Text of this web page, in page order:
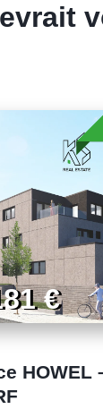
€
HOWEL